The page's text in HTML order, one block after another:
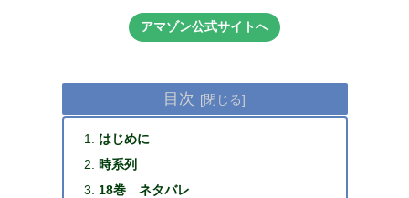
アマゾン公式サイトへ
目次
はじめに
時系列
18巻 ネタバレ